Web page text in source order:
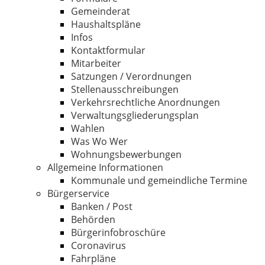
Gemeinderat
Haushaltspläne
Infos
Kontaktformular
Mitarbeiter
Satzungen / Verordnungen
Stellenausschreibungen
Verkehrsrechtliche Anordnungen
Verwaltungsgliederungsplan
Wahlen
Was Wo Wer
Wohnungsbewerbungen
Allgemeine Informationen
Kommunale und gemeindliche Termine
Bürgerservice
Banken / Post
Behörden
Bürgerinfobroschüre
Coronavirus
Fahrpläne